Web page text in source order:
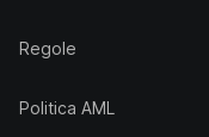
Regole
Politica AML